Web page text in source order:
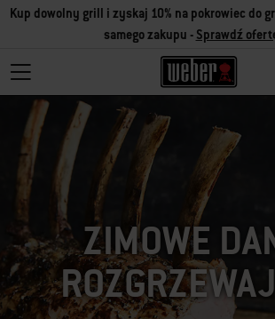
Kup dowolny grill i zyskaj 10% na pokrowiec do
samego zakupu - Sprawdź
ZIMOWE